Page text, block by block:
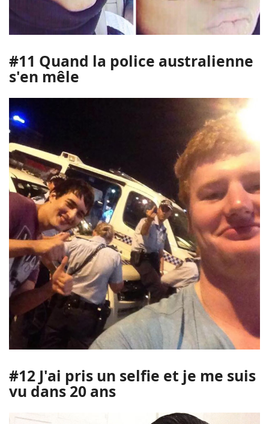
#11 Quand la police australienne
s'en mêle
#12 J'ai pris un selfie et je me suis
vu dans 20 ans